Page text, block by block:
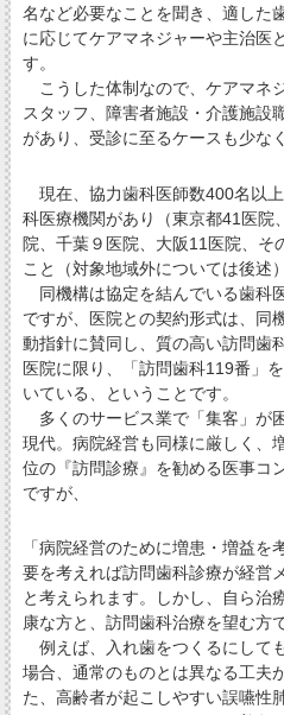
名など必要なことを聞き、適した
に応じてケアマネジャーや主治医
す。
こうした体制なので、ケアマネ
スタッフ、障害者施設・介護施設
があり、受診に至るケースも少な
現在、協力歯科医師数400名以
科医療機関があり（東京都41医院
院、千葉９医院、大阪11医院、そ
こと（対象地域外については後述）
同機構は協定を結んでいる歯科
ですが、医院との契約形式は、同
動指針に賛同し、質の高い訪問歯
医院に限り、「訪問歯科119番」
いている、ということです。
多くのサービス業で「集客」が
現代。病院経営も同様に厳しく、
位の『訪問診療』を勧める医事コ
ですが、
「病院経営のために増患・増益
要を考えれば訪問歯科診療が経営
と考えられます。しかし、自ら治
康な方と、訪問歯科治療を望む方
例えば、入れ歯をつくるにして
場合、通常のものとは異なる工夫
た、高齢者が起こしやすい誤嚥性